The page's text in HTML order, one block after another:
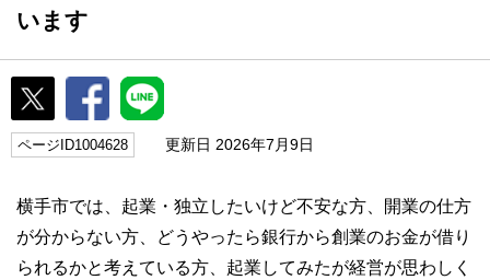
います
ページID1004628 更新日 2026年7月9日
横手市では、起業・独立したいけど不安な方、開業の仕方
が分からない方、どうやったら銀行から創業のお金が借り
られるかと考えている方、起業してみたが経営が思わしく